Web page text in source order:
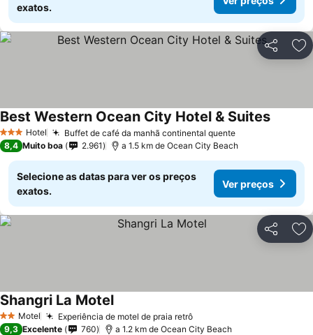
exatos.
Partilhar
3 EstrelasHotel Buffet de café da manhã continental quenteVer preços
Best Western Ocean City Hotel & SuitesVer
8,4 Muito boa 2.961 a 1.5 km de Ocean City Beach
Selecione as datas para ver os preços
exatos.
Ver preços
Partilhar
2 Estrelas
Motel Experiência de motel de praia retrôVer preços
Shangri La MotelVer preços
9,3 Excelente 760 a 1.2 km de Ocean City Beach